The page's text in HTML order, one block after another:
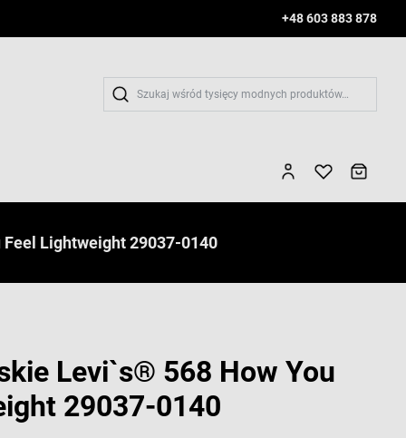
+48 603 883 878
Lightweight 29037-0140
Levi`s® 568 How You
29037-0140